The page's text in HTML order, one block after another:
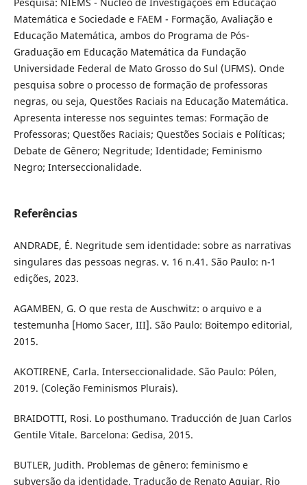
Matemática e Sociedade e FAEM - Formação, Avaliação e
Educação Matemática, ambos do Programa de Pós-
Graduação em Educação Matemática da Fundação
Universidade Federal de Mato Grosso do Sul (UFMS). Onde
pesquisa sobre o processo de formação de professoras
negras, ou seja, Questões Raciais na Educação Matemática.
Apresenta interesse nos seguintes temas: Formação de
Professoras; Questões Raciais; Questões Sociais e Políticas;
Debate de Gênero; Negritude; Identidade; Feminismo
Negro; Interseccionalidade.
Referências
ANDRADE, É. Negritude sem identidade: sobre as narrativas
singulares das pessoas negras. v. 16 n.41. São Paulo: n-1
edições, 2023.
AGAMBEN, G. O que resta de Auschwitz: o arquivo e a
testemunha [Homo Sacer, III]. São Paulo: Boitempo editorial,
2015.
AKOTIRENE, Carla. Interseccionalidade. São Paulo: Pólen,
2019. (Coleção Feminismos Plurais).
BRAIDOTTI, Rosi. Lo posthumano. Traducción de Juan Carlos
Gentile Vitale. Barcelona: Gedisa, 2015.
BUTLER, Judith. Problemas de gênero: feminismo e
subversão da identidade. Tradução de Renato Aguiar. Rio